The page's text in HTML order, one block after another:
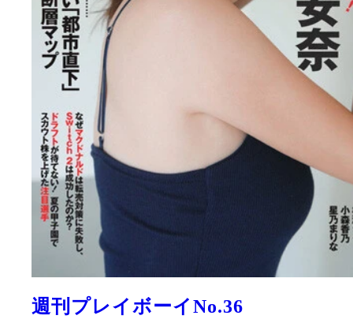
週刊プレイボーイNo.36